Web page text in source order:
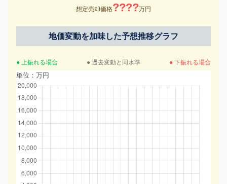
想定売却価格????万円
地価変動を加味した予想推移グラフ
● 上振れる場合 ● 過去変動と同水準 ● 下振れる場合
単位：万円